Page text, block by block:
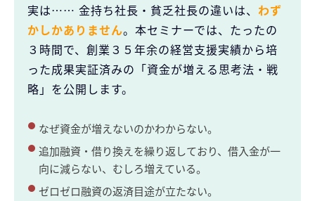
実は…… 金持ち社長・貧乏社長の違いは、 わず
かしかありません。本セミナーでは、たったの
３時間で、創業３５年余の経営支援実績から培
った成果実証済みの「資金が増える思考法・戦
略」を公開します。
なぜ資金が増えないのかわからない。
追加融資・借り換えを繰り返しており、借入金が一
向に減らない、むしろ増えている。
ゼロゼロ融資の返済目途が立たない。